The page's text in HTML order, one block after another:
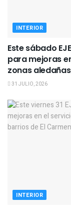
INTERIOR
Este sábado
para mejoras
zonas
31 JULIO, 2026
INTERIOR